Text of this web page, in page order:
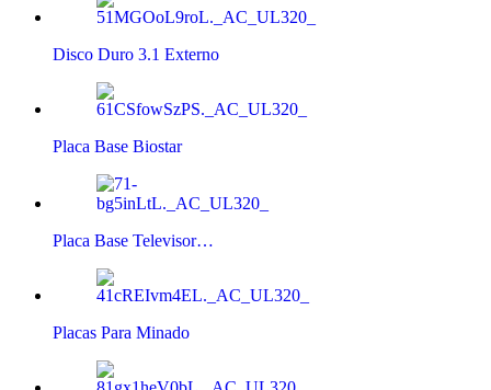
Disco Duro 3.1 Externo
Placa Base Biostar
Placa Base Televisor…
Placas Para Minado